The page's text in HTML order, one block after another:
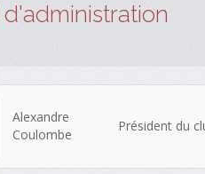
Alexandre
Coulombe
Président du